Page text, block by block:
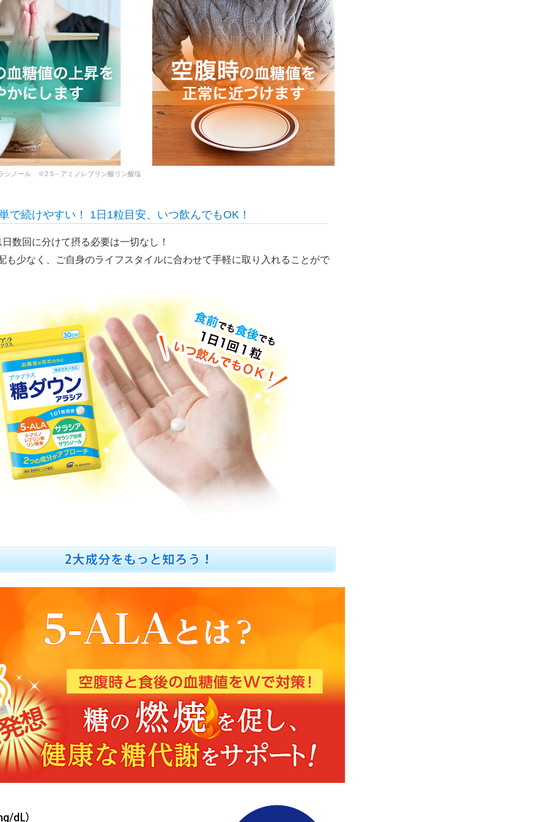
シノール ※2 5－アミノレブリン酸リン酸塩
で続けやすい！ 1日1粒目安、いつ飲んでもOK！
数回に分けて摂る必要は一切なし！
も少なく、ご自身のライフスタイルに合わせて手軽に取り入れることがで